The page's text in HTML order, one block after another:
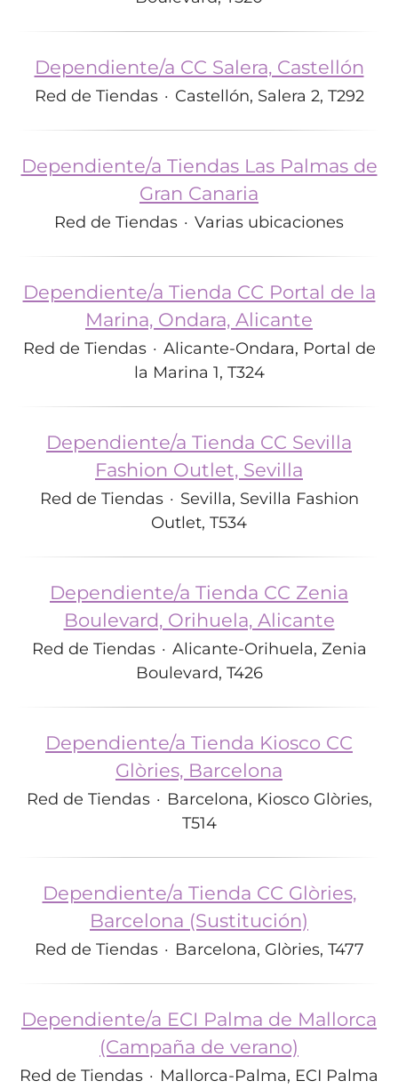
Dependiente/a CC Salera, Castellón
Red de Tiendas · Castellón, Salera 2, T292
Dependiente/a Tiendas Las Palmas de
Gran Canaria
Red de Tiendas · Varias ubicaciones
Dependiente/a Tienda CC Portal de la
Marina, Ondara, Alicante
Red de Tiendas · Alicante-Ondara, Portal de
la Marina 1, T324
Dependiente/a Tienda CC Sevilla
Fashion Outlet, Sevilla
Red de Tiendas · Sevilla, Sevilla Fashion
Outlet, T534
Dependiente/a Tienda CC Zenia
Boulevard, Orihuela, Alicante
Red de Tiendas · Alicante-Orihuela, Zenia
Boulevard, T426
Dependiente/a Tienda Kiosco CC
Glòries, Barcelona
Red de Tiendas · Barcelona, Kiosco Glòries,
T514
Dependiente/a Tienda CC Glòries,
Barcelona (Sustitución)
Red de Tiendas · Barcelona, Glòries, T477
Dependiente/a ECI Palma de Mallorca
(Campaña de verano)
Red de Tiendas · Mallorca-Palma, ECI Palma